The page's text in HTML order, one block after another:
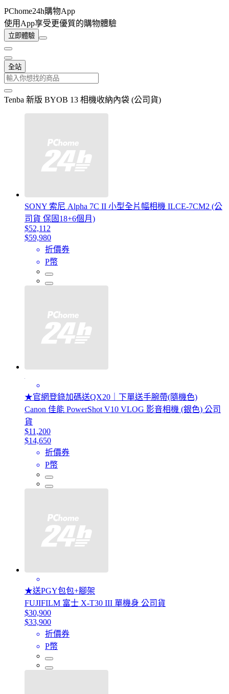
PChome24h購物App
使用App享受更優質的購物體驗
立即體驗
全站
Tenba 新版 BYOB 13 相機收納內袋 (公司貨)
SONY 索尼 Alpha 7C II 小型全片幅相機 ILCE-7CM2 (公
司貨 保固18+6個月)
$52,112
$59,980
折價券
P幣
★官網登錄加碼送QX20｜下單送手腕帶(隨機色)
Canon 佳能 PowerShot V10 VLOG 影音相機 (銀色) 公司
貨
$11,200
$14,650
折價券
P幣
★送PGY包包+腳架
FUJIFILM 富士 X-T30 III 單機身 公司貨
$30,900
$33,900
折價券
P幣